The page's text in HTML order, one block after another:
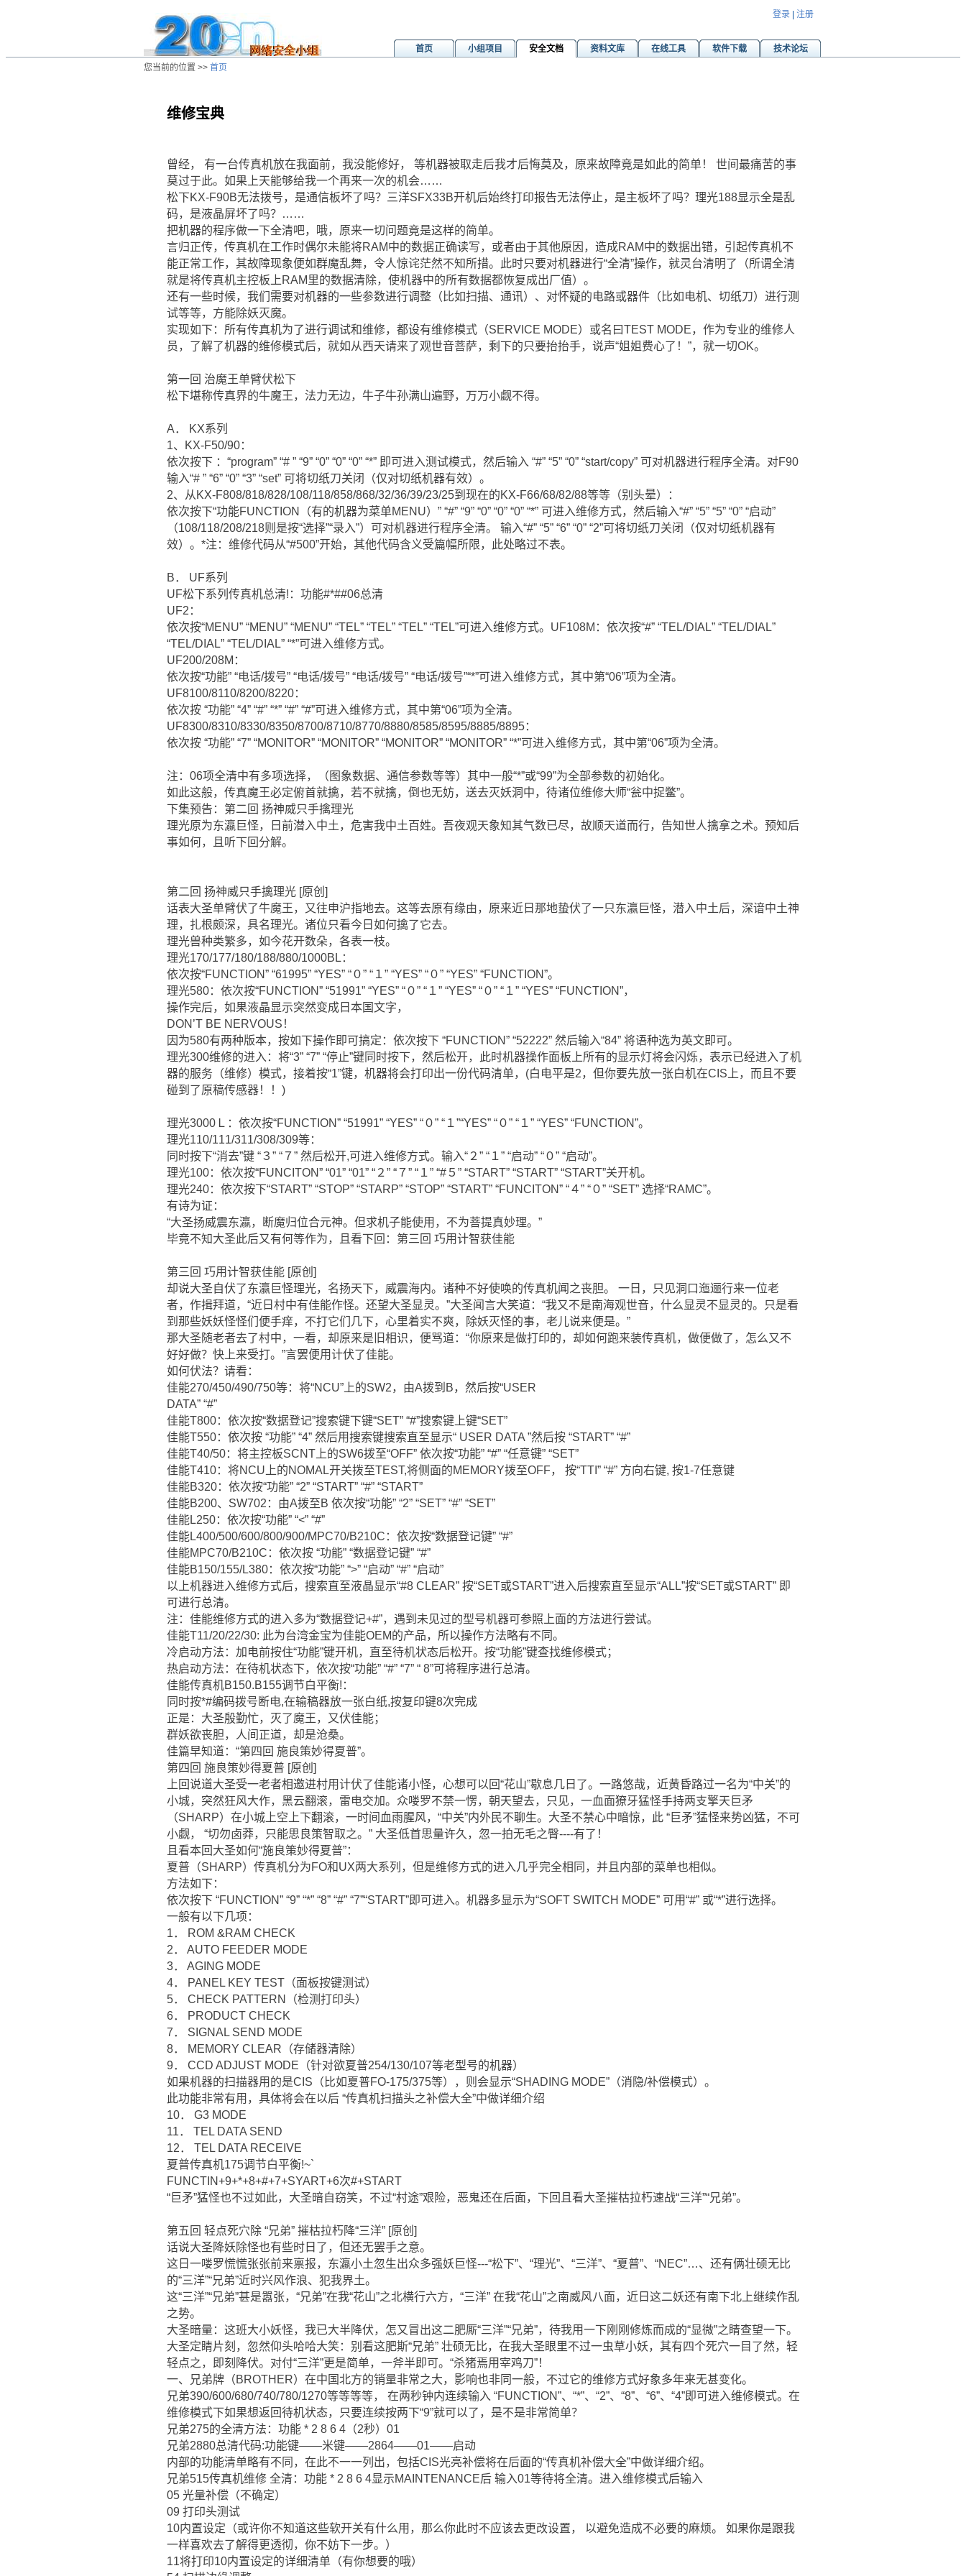
登录 注册
首页 小组项目 安全文档 资料文库 在线工具 软件下载
技术论坛
您当前的位置 >> 首页
维修宝典
曾经， 有一台传真机放在我面前，我没能修好， 等机器被取走后我才后悔莫及，原来故障竟是如此的简单！ 世间最痛苦的事
莫过于此。如果上天能够给我一个再来一次的机会……
松下KX-F90B无法拨号，是通信板坏了吗？三洋SFX33B开机后始终打印报告无法停止，是主板坏了吗？理光188显示全是乱
码，是液晶屏坏了吗？……
把机器的程序做一下全清吧，哦，原来一切问题竟是这样的简单。
言归正传，传真机在工作时偶尔未能将RAM中的数据正确读写，或者由于其他原因，造成RAM中的数据出错，引起传真机不
能正常工作，其故障现象便如群魔乱舞，令人惊诧茫然不知所措。此时只要对机器进行“全清”操作，就灵台清明了（所谓全清
就是将传真机主控板上RAM里的数据清除，使机器中的所有数据都恢复成出厂值）。
还有一些时候，我们需要对机器的一些参数进行调整（比如扫描、通讯）、对怀疑的电路或器件（比如电机、切纸刀）进行测
试等等，方能除妖灭魔。
实现如下：所有传真机为了进行调试和维修，都设有维修模式（SERVICE MODE）或名曰TEST MODE，作为专业的维修人
员，了解了机器的维修模式后，就如从西天请来了观世音菩萨，剩下的只要抬抬手，说声“姐姐费心了！”，就一切OK。
第一回 治魔王单臂伏松下
松下堪称传真界的牛魔王，法力无边，牛子牛孙满山遍野，万万小觑不得。
A． KX系列
1、KX-F50/90：
依次按下 ：“program” “# ” “9” “0” “0” “0” “*” 即可进入测试模式，然后输入 “#” “5” “0” “start/copy” 可对机器进行程序全清。对F90
输入“# ” “6” “0” “3” “set” 可将切纸刀关闭（仅对切纸机器有效）。
2、从KX-F808/818/828/108/118/858/868/32/36/39/23/25到现在的KX-F66/68/82/88等等（别头晕）：
依次按下“功能FUNCTION（有的机器为菜单MENU）” “#” “9” “0” “0” “0” “*” 可进入维修方式，然后输入“#” “5” “5” “0” “启动”
（108/118/208/218则是按“选择”“录入”）可对机器进行程序全清。 输入“#” “5” “6” “0” “2”可将切纸刀关闭（仅对切纸机器有
效）。*注：维修代码从“#500”开始，其他代码含义受篇幅所限，此处略过不表。
B． UF系列
UF松下系列传真机总清!：功能#*##06总清
UF2：
依次按“MENU” “MENU” “MENU” “TEL” “TEL” “TEL” “TEL”可进入维修方式。UF108M：依次按“#” “TEL/DIAL” “TEL/DIAL”
“TEL/DIAL” “TEL/DIAL” “*”可进入维修方式。
UF200/208M：
依次按“功能” “电话/拨号” “电话/拨号” “电话/拨号” “电话/拨号”“*”可进入维修方式，其中第“06”项为全清。
UF8100/8110/8200/8220：
依次按 “功能” “4” “#” “*” “#” “#”可进入维修方式，其中第“06”项为全清。
UF8300/8310/8330/8350/8700/8710/8770/8880/8585/8595/8885/8895：
依次按 “功能” “7” “MONITOR” “MONITOR” “MONITOR” “MONITOR” “*”可进入维修方式，其中第“06”项为全清。
注：06项全清中有多项选择，（图象数据、通信参数等等）其中一般“*”或“99”为全部参数的初始化。
如此这般，传真魔王必定俯首就擒，若不就擒，倒也无妨，送去灭妖洞中，待诸位维修大师“瓮中捉鳖”。
下集预告：第二回 扬神威只手擒理光
理光原为东瀛巨怪，日前潜入中土，危害我中土百姓。吾夜观天象知其气数已尽，故顺天道而行，告知世人擒拿之术。预知后
事如何，且听下回分解。
第二回 扬神威只手擒理光 [原创]
话表大圣单臂伏了牛魔王，又往申沪指地去。这等去原有缘由，原来近日那地蛰伏了一只东瀛巨怪，潜入中土后，深谙中土神
理，扎根颇深，具名理光。诸位只看今日如何擒了它去。
理光兽种类繁多，如今花开数朵，各表一枝。
理光170/177/180/188/880/1000BL：
依次按“FUNCTION” “61995” “YES” “０” “１” “YES” “０” “YES” “FUNCTION”。
理光580：依次按“FUNCTION” “51991” “YES” “０” “１” “YES” “０” “１” “YES” “FUNCTION”，
操作完后，如果液晶显示突然变成日本国文字，
DON’T BE NERVOUS！
因为580有两种版本，按如下操作即可搞定：依次按下 “FUNCTION” “52222” 然后输入“84” 将语种选为英文即可。
理光300维修的进入：将“3” “7” “停止”键同时按下，然后松开，此时机器操作面板上所有的显示灯将会闪烁，表示已经进入了机
器的服务（维修）模式，接着按“1”键，机器将会打印出一份代码清单，(白电平是2，但你要先放一张白机在CIS上，而且不要
碰到了原稿传感器！！)
理光3000Ｌ：依次按“FUNCTION” “51991” “YES” “０” “１”“YES” “０” “１” “YES” “FUNCTION”。
理光110/111/311/308/309等：
同时按下“消去”键 “３” “７” 然后松开,可进入维修方式。输入“２” “１” “启动” “０” “启动”。
理光100：依次按“FUNCITON” “01” “01” “２” “７” “１” “#５” “START” “START” “START”关开机。
理光240：依次按下“START” “STOP” “STARP” “STOP” “START” “FUNCITON” “４” “０” “SET” 选择“RAMC”。
有诗为证：
“大圣扬威震东瀛，断魔归位合元神。但求机子能使用，不为菩提真妙理。”
毕竟不知大圣此后又有何等作为，且看下回：第三回 巧用计智获佳能
第三回 巧用计智获佳能 [原创]
却说大圣自伏了东瀛巨怪理光，名扬天下，威震海内。诸种不好使唤的传真机闻之丧胆。 一日，只见洞口迤逦行来一位老
者，作揖拜道，“近日村中有佳能作怪。还望大圣显灵。”大圣闻言大笑道：“我又不是南海观世音，什么显灵不显灵的。只是看
到那些妖妖怪怪们便手痒，不打它们几下，心里着实不爽，除妖灭怪的事，老儿说来便是。”
那大圣随老者去了村中，一看，却原来是旧相识，便骂道：“你原来是做打印的，却如何跑来装传真机，做便做了，怎么又不
好好做？快上来受打。”言罢便用计伏了佳能。
如何伏法？请看：
佳能270/450/490/750等：将“NCU”上的SW2，由A拨到B，然后按“USER
DATA” “#”
佳能T800：依次按“数据登记”搜索键下键“SET” “#”搜索键上键“SET”
佳能T550：依次按 “功能” “4” 然后用搜索键搜索直至显示“ USER DATA ”然后按 “START” “#”
佳能T40/50：将主控板SCNT上的SW6拨至“OFF” 依次按“功能” “#” “任意键” “SET”
佳能T410：将NCU上的NOMAL开关拨至TEST,将侧面的MEMORY拨至OFF， 按“TTI” “#” 方向右键, 按1-7任意键
佳能B320：依次按“功能” “2” “START” “#” “START”
佳能B200、SW702：由A拨至B 依次按“功能” “2” “SET” “#” “SET”
佳能L250：依次按“功能” “<” “#”
佳能L400/500/600/800/900/MPC70/B210C：依次按“数据登记键” “#”
佳能MPC70/B210C：依次按 “功能” “数据登记键” “#”
佳能B150/155/L380：依次按“功能” “>” “启动” “#” “启动”
以上机器进入维修方式后，搜索直至液晶显示“#8 CLEAR” 按“SET或START”进入后搜索直至显示“ALL”按“SET或START” 即
可进行总清。
注：佳能维修方式的进入多为“数据登记+#”，遇到未见过的型号机器可参照上面的方法进行尝试。
佳能T11/20/22/30: 此为台湾金宝为佳能OEM的产品，所以操作方法略有不同。
冷启动方法：加电前按住“功能”键开机，直至待机状态后松开。按“功能”键查找维修模式；
热启动方法：在待机状态下，依次按“功能” “#” “7” “ 8”可将程序进行总清。
佳能传真机B150.B155调节白平衡!：
同时按*#编码拨号断电,在输稿器放一张白纸,按复印键8次完成
正是：大圣殷勤忙，灭了魔王，又伏佳能；
群妖欲丧胆，人间正道，却是沧桑。
佳篇早知道：“第四回 施良策妙得夏普”。
第四回 施良策妙得夏普 [原创]
上回说道大圣受一老者相邀进村用计伏了佳能诸小怪，心想可以回“花山”歇息几日了。一路悠哉，近黄昏路过一名为“中关”的
小城，突然狂风大作，黑云翻滚，雷电交加。众喽罗不禁一愣，朝天望去，只见，一血面獠牙猛怪手持两支擎天巨矛
（SHARP）在小城上空上下翻滚，一时间血雨腥风，“中关”内外民不聊生。大圣不禁心中暗惊，此 “巨矛”猛怪来势凶猛，不可
小觑， “切勿卤莽，只能思良策智取之。” 大圣低首思量许久，忽一拍无毛之臀----有了！
且看本回大圣如何“施良策妙得夏普”：
夏普（SHARP）传真机分为FO和UX两大系列，但是维修方式的进入几乎完全相同，并且内部的菜单也相似。
方法如下：
依次按下 “FUNCTION” “9” “*” “8” “#” “7”“START”即可进入。机器多显示为“SOFT SWITCH MODE” 可用“#” 或“*”进行选择。
一般有以下几项：
1． ROM &RAM CHECK
2． AUTO FEEDER MODE
3． AGING MODE
4． PANEL KEY TEST（面板按键测试）
5． CHECK PATTERN（检测打印头）
6． PRODUCT CHECK
7． SIGNAL SEND MODE
8． MEMORY CLEAR（存储器清除）
9． CCD ADJUST MODE（针对欲夏普254/130/107等老型号的机器）
如果机器的扫描器用的是CIS（比如夏普FO-175/375等），则会显示“SHADING MODE”（消隐/补偿模式）。
此功能非常有用，具体将会在以后 “传真机扫描头之补偿大全”中做详细介绍
10． G3 MODE
11． TEL DATA SEND
12． TEL DATA RECEIVE
夏普传真机175调节白平衡!~`
FUNCTIN+9+*+8+#+7+SYART+6次#+START
“巨矛”猛怪也不过如此，大圣暗自窃笑，不过“村途”艰险，恶鬼还在后面，下回且看大圣摧枯拉朽速战“三洋”“兄弟”。
第五回 轻点死穴除 “兄弟” 摧枯拉朽降“三洋” [原创]
话说大圣降妖除怪也有些时日了，但还无罢手之意。
这日一喽罗慌慌张张前来禀报，东瀛小土忽生出众多强妖巨怪---“松下”、“理光”、“三洋”、“夏普”、“NEC”…、还有俩壮硕无比
的“三洋”“兄弟”近时兴风作浪、犯我界土。
这“三洋”“兄弟”甚是嚣张，“兄弟”在我“花山”之北横行六方，“三洋” 在我“花山”之南威风八面，近日这二妖还有南下北上继续作乱
之势。
大圣暗量：这班大小妖怪，我已大半降伏，怎又冒出这二肥厮“三洋”“兄弟”，待我用一下刚刚修炼而成的“显微”之睛查望一下。
大圣定睛片刻，忽然仰头哈哈大笑：别看这肥斯“兄弟” 壮硕无比，在我大圣眼里不过一虫草小妖，其有四个死穴一目了然，轻
轻点之，即刻降伏。对付“三洋”更是简单，一斧半即可。“杀猪焉用宰鸡刀”！
一、兄弟牌（BROTHER）在中国北方的销量非常之大，影响也非同一般，不过它的维修方式好象多年来无甚变化。
兄弟390/600/680/740/780/1270等等等等， 在两秒钟内连续输入 “FUNCTION”、“*”、“2”、“8”、“6”、“4”即可进入维修模式。在
维修模式下如果想返回待机状态，只要连续按两下“9”就可以了，是不是非常简单？
兄弟275的全清方法：功能 * 2 8 6 4（2秒）01
兄弟2880总清代码:功能键――米键――2864――01――启动
内部的功能清单略有不同，在此不一一列出，包括CIS光亮补偿将在后面的“传真机补偿大全”中做详细介绍。
兄弟515传真机维修 全清：功能 * 2 8 6 4显示MAINTENANCE后 输入01等待将全清。进入维修模式后输入
05 光量补偿（不确定）
09 打印头测试
10内置设定（或许你不知道这些软开关有什么用，那么你此时不应该去更改设置， 以避免造成不必要的麻烦。 如果你是跟我
一样喜欢去了解得更透彻，你不妨下一步。）
11将打印10内置设定的详细清单（有你想要的哦）